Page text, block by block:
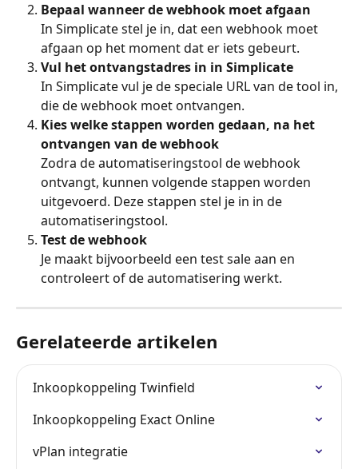
Bepaal wanneer de webhook moet afgaan
In Simplicate stel je in, dat een webhook moet
afgaan op het moment dat er iets gebeurt.
Vul het ontvangstadres in in Simplicate
In Simplicate vul je de speciale URL van de tool in,
die de webhook moet ontvangen.
Kies welke stappen worden gedaan, na het
ontvangen van de webhook
Zodra de automatiseringstool de webhook
ontvangt, kunnen volgende stappen worden
uitgevoerd. Deze stappen stel je in in de
automatiseringstool.
Test de webhook
Je maakt bijvoorbeeld een test sale aan en
controleert of de automatisering werkt.
Gerelateerde artikelen
Inkoopkoppeling Twinfield
Inkoopkoppeling Exact Online
vPlan integratie